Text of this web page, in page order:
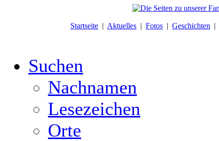
Startseite | Aktuelles | Fotos | Geschichten |
Suchen
Nachnamen
Lesezeichen
Orte